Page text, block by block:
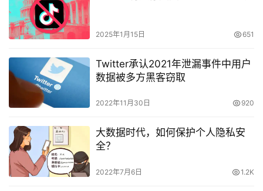
2025年1月15日 651
Twitter承认2021年泄漏事件中用户
数据被多方黑客窃取
2022年11月30日 920
大数据时代，如何保护个人隐私安
全？
2022年7月6日 1.2K